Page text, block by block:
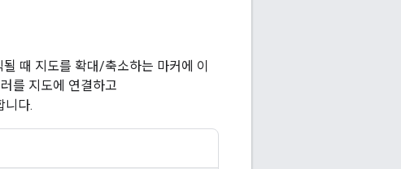
때 지도를 확대/축소하는 마커에 이
를 지도에 연결하고
니다.